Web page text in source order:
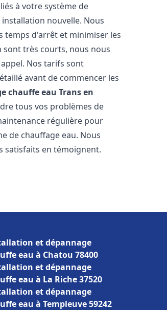
à votre système de
nouvelle. Nous
temps d'arrêt et minimiser les
très courts, nous nous
Nos tarifs sont
avant de commencer les
chauffe eau Trans en
tous vos problèmes de
régulière pour
de chauffage eau. Nous
satisfaits en témoignent.
et dépannage
eau à Chatou 78400
et dépannage
eau à La Riche 37520
et dépannage
eau à Templeuve 59242